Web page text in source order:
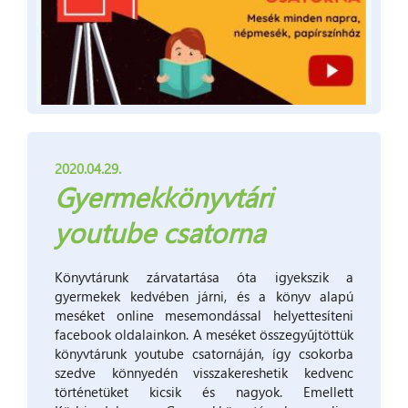
2020.04.29.
Gyermekkönyvtári
youtube csatorna
Könyvtárunk zárvatartása óta igyekszik a
gyermekek kedvében járni, és a könyv alapú
meséket online mesemondással helyettesíteni
facebook oldalainkon. A meséket összegyűjtöttük
könyvtárunk youtube csatornáján, így csokorba
szedve könnyedén visszakereshetik kedvenc
történetüket kicsik és nagyok. Emellett